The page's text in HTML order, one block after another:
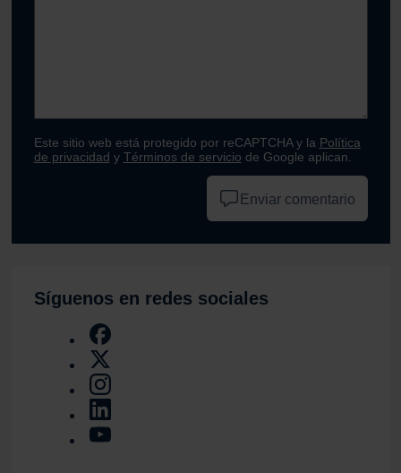
Este sitio web está protegido por reCAPTCHA y la Política
de privacidad y Términos de servicio de Google aplican.
Enviar comentario
Síguenos en redes sociales